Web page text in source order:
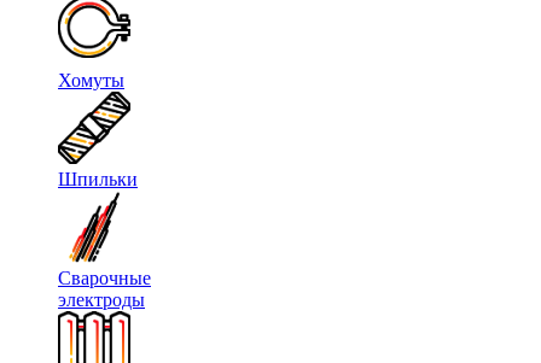
Хомуты
Шпильки
Сварочные
электроды